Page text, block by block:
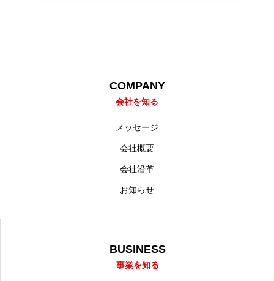
COMPANY
会社を知る
メッセージ
会社概要
会社沿革
お知らせ
BUSINESS
事業を知る